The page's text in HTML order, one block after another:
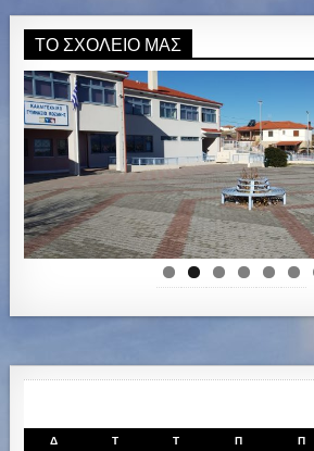
ΤΟ ΣΧΟΛΕΊΟ ΜΑΣ
Δ Τ Τ Π Π